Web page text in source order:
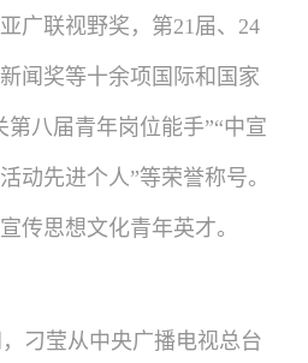
广联视野奖，第21届、24
闻奖等十余项国际和国家
第八届青年岗位能手”“中宣
动先进个人”等荣誉称号。
传思想文化青年英才。
刁莹从中央广播电视总台